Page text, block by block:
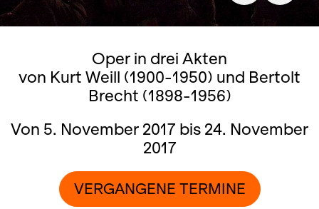
Oper in drei Akten
von Kurt Weill (1900-1950) und Bertolt
Brecht (1898-1956)
Von 5. November 2017 bis 24. November
2017
VERGANGENE TERMINE